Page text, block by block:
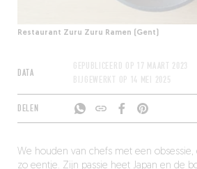
Restaurant Zuru Zuru Ramen (Gent)
DATA
GEPUBLICEERD OP
17 MAART 2023
BIJGEWERKT OP
14 MEI 2025
DELEN
We houden van chefs met een obsessie,
zo eentje. Zijn passie heet Japan en de